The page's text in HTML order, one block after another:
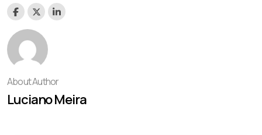
About Author
Luciano Meira